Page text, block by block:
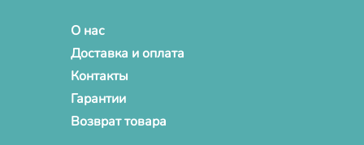
О нас
Доставка и оплата
Контакты
Гарантии
Возврат товара